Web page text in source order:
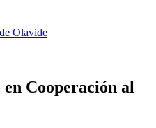
Olavide
Cooperación al